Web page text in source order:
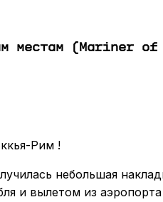
местам (Mariner
Рим !
небольшая
и вылетом из